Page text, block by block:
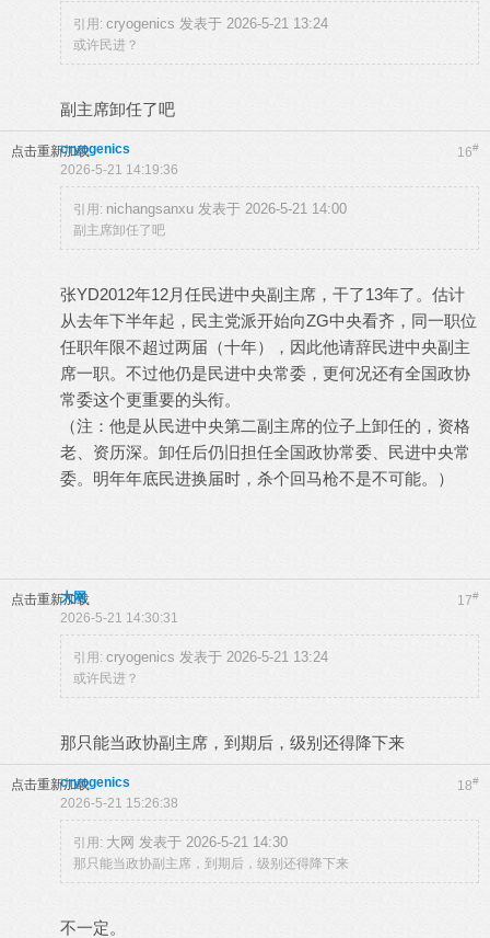
引用: cryogenics 发表于 2026-5-21 13:24
或许民进？
副主席卸任了吧
点击重新加载 16#
cryogenics
2026-5-21 14:19:36
引用: nichangsanxu 发表于 2026-5-21 14:00
副主席卸任了吧
张YD2012年12月任民进中央副主席，干了13年了。估计
从去年下半年起，民主党派开始向ZG中央看齐，同一职位
任职年限不超过两届（十年），因此他请辞民进中央副主
席一职。不过他仍是民进中央常委，更何况还有全国政协
常委这个更重要的头衔。
（注：他是从民进中央第二副主席的位子上卸任的，资格
老、资历深。卸任后仍旧担任全国政协常委、民进中央常
委。明年年底民进换届时，杀个回马枪不是不可能。）
点击重新加载 17#
大网
2026-5-21 14:30:31
引用: cryogenics 发表于 2026-5-21 13:24
或许民进？
那只能当政协副主席，到期后，级别还得降下来
点击重新加载 18#
cryogenics
2026-5-21 15:26:38
引用: 大网 发表于 2026-5-21 14:30
那只能当政协副主席，到期后，级别还得降下来
不一定。